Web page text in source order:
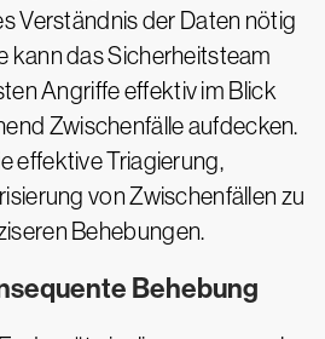
Verständnis der Daten nötig
kann das Sicherheitsteam
Angriffe effektiv im Blick
Zwischenfälle aufdecken.
effektive Triagierung,
von Zwischenfällen zu
Behebungen.
Behebung